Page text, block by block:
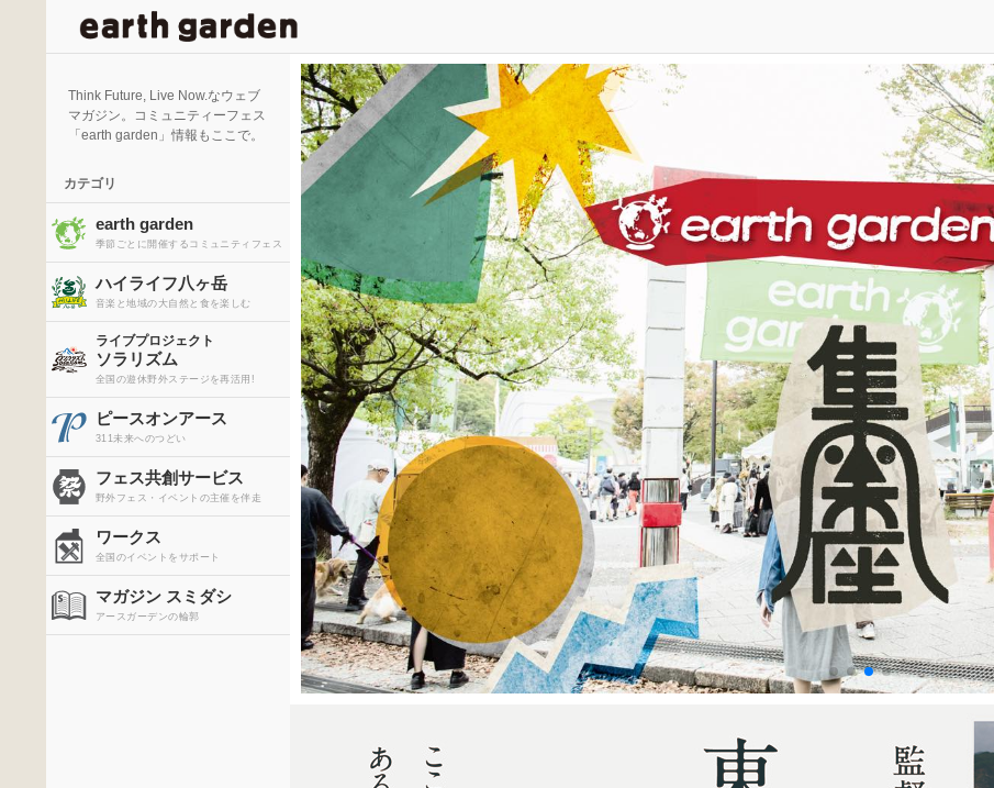
Think Future, Live Now.なウェブ
マガジン。コミュニティーフェス
「earth garden」情報もここで。
カテゴリ
earth garden
季節ごとに開催するコミュニティフェス
ハイライフ八ヶ岳
音楽と地域の大自然と食を楽しむ
ライブプロジェクト
ソラリズム
全国の遊休野外ステージを再活用!
ピースオンアース
311未来へのつどい
フェス共創サービス
野外フェス・イベントの主催を伴走
ワークス
全国のイベントをサポート
マガジン スミダシ
アースガーデンの輪郭